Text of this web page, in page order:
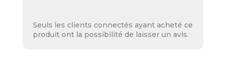
Seuls les clients connectés ayant acheté ce
produit ont la possibilité de laisser un avis.